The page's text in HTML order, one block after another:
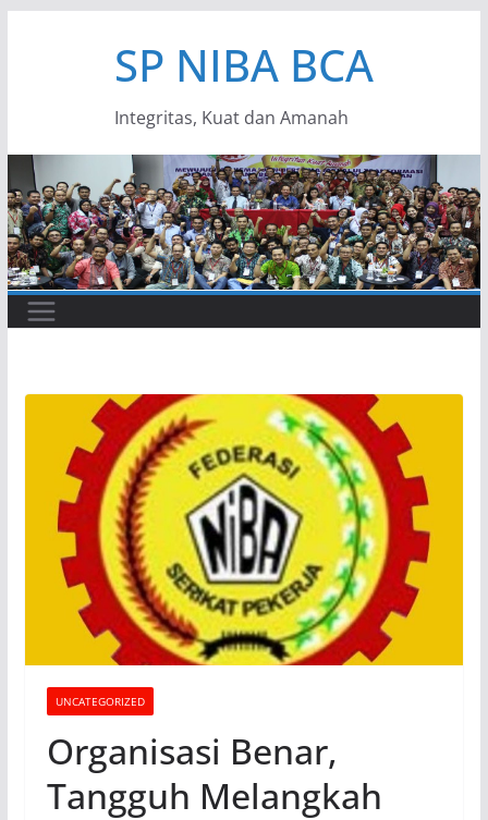
SP NIBA BCA
Integritas, Kuat dan Amanah
UNCATEGORIZED
Organisasi Benar,
Tangguh Melangkah